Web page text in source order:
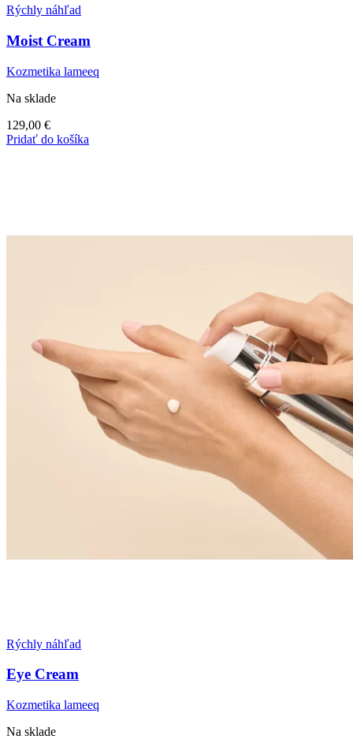
Rýchly náhľad
Moist Cream
Kozmetika lameeq
Na sklade
129,00 €
Pridať do košíka
Rýchly náhľad
Eye Cream
Kozmetika lameeq
Na sklade